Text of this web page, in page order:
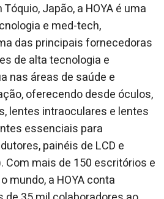
Japão, a HOYA é uma
e med-tech,
das principais fornecedoras
de alta tecnologia e
nas áreas de saúde e
oferecendo desde óculos,
lentes intraoculares e lentes
essenciais para
painéis de LCD e
Com mais de 150 escritórios e
mundo, a HOYA conta